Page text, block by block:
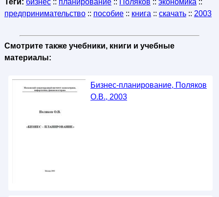
Теги: бизнес:: планирование:: Поляков :: экономика ::
предпринимательство:: пособие:: книга :: скачать:: 2003
Смотрите также учебники, книги и учебные
материалы:
Бизнес-планирование, Поляков
О.В., 2003